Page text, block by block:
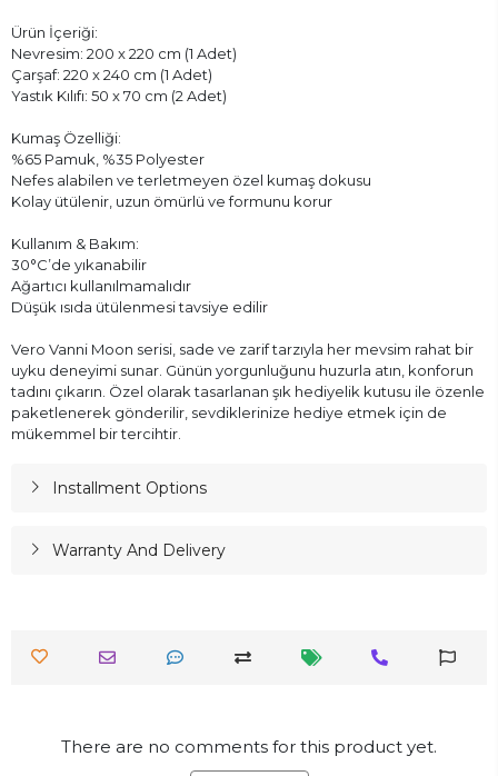
Ürün İçeriği:
Nevresim: 200 x 220 cm (1 Adet)
Çarşaf: 220 x 240 cm (1 Adet)
Yastık Kılıfı: 50 x 70 cm (2 Adet)
Kumaş Özelliği:
%65 Pamuk, %35 Polyester
Nefes alabilen ve terletmeyen özel kumaş dokusu
Kolay ütülenir, uzun ömürlü ve formunu korur
Kullanım & Bakım:
30°C’de yıkanabilir
Ağartıcı kullanılmamalıdır
Düşük ısıda ütülenmesi tavsiye edilir
Vero Vanni Moon serisi, sade ve zarif tarzıyla her mevsim rahat bir
uyku deneyimi sunar. Günün yorgunluğunu huzurla atın, konforun
tadını çıkarın. Özel olarak tasarlanan şık hediyelik kutusu ile özenle
paketlenerek gönderilir, sevdiklerinize hediye etmek için de
mükemmel bir tercihtir.
Installment Options
Warranty And Delivery
There are no comments for this product yet.